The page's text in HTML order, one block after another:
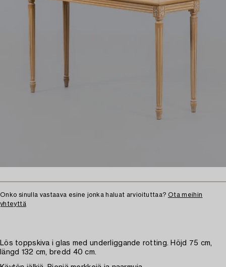
Onko sinulla vastaava esine jonka haluat arvioituttaa? Ota meihin
yhteyttä
Lös toppskiva i glas med underliggande rotting. Höjd 75 cm,
längd 132 cm, bredd 40 cm.